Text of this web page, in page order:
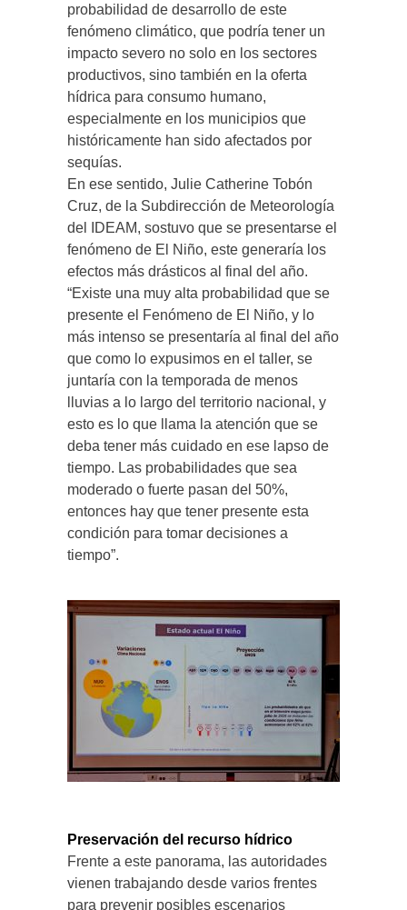
probabilidad de desarrollo de este
fenómeno climático, que podría tener un
impacto severo no solo en los sectores
productivos, sino también en la oferta
hídrica para consumo humano,
especialmente en los municipios que
históricamente han sido afectados por
sequías.
En ese sentido, Julie Catherine Tobón
Cruz, de la Subdirección de Meteorología
del IDEAM, sostuvo que se presentarse el
fenómeno de El Niño, este generaría los
efectos más drásticos al final del año.
“Existe una muy alta probabilidad que se
presente el Fenómeno de El Niño, y lo
más intenso se presentaría al final del año
que como lo expusimos en el taller, se
juntaría con la temporada de menos
lluvias a lo largo del territorio nacional, y
esto es lo que llama la atención que se
deba tener más cuidado en ese lapso de
tiempo. Las probabilidades que sea
moderado o fuerte pasan del 50%,
entonces hay que tener presente esta
condición para tomar decisiones a
tiempo”.
Preservación del recurso hídrico
Frente a este panorama, las autoridades
vienen trabajando desde varios frentes
para prevenir posibles escenarios